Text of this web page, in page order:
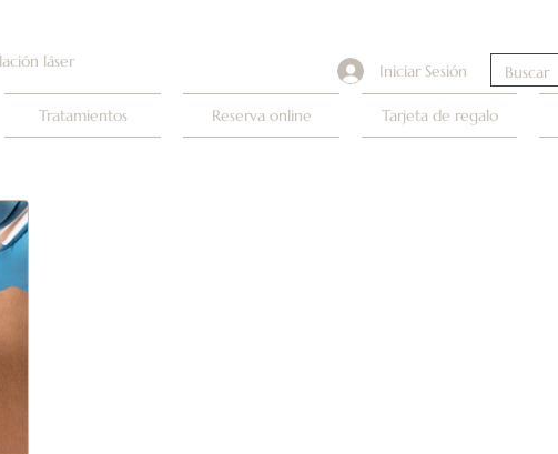
láser Iniciar Sesión
Tratamientos Reserva online Tarjeta de regalo